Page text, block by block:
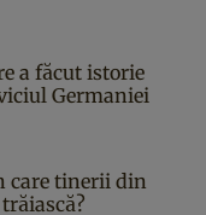
a făcut istorie
Germaniei
care tinerii din